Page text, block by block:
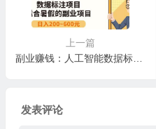
上一篇
副业赚钱：人工智能数据标注项目，简单易上手，小白也能日入200+
发表评论